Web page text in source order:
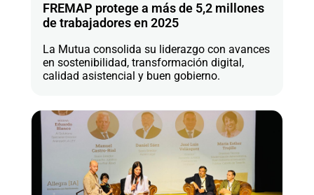
FREMAP protege a más de 5,2 millones
de trabajadores en 2025
La Mutua consolida su liderazgo con avances
en sostenibilidad, transformación digital,
calidad asistencial y buen gobierno.